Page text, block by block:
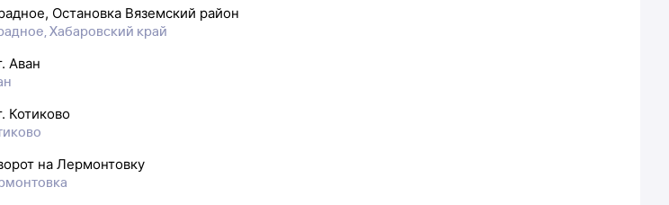
Остановка Вяземский район
Хабаровский край
Аван
Котиково
на Лермонтовку